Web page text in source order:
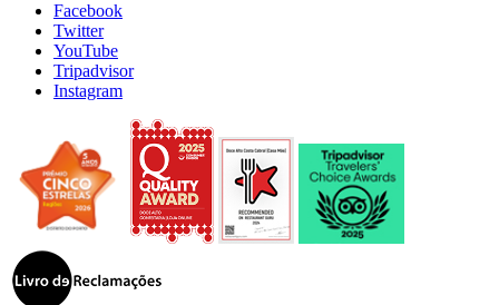
Facebook
Twitter
YouTube
Tripadvisor
Instagram